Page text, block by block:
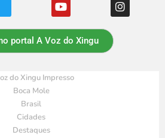
portal A Voz do Xingu
do Xingu Impresso
Boca Mole
Brasil
Cidades
Destaques